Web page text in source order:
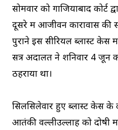
सोमवार को गाजियाबाद कोर्ट
दूसरे में आजीवन कारावास की
पुराने इस सीरियल ब्लास्ट केस
सत्र अदालत ने शनिवार 4 जून
ठहराया था।
सिलसिलेवार हुए ब्लास्ट केस
आतंकी वल्लीउल्लाह को दोषी